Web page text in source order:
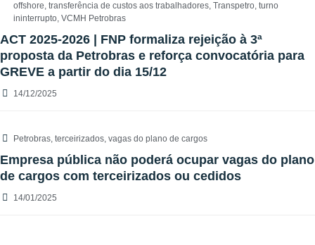
offshore, transferência de custos aos trabalhadores, Transpetro, turno
ininterrupto, VCMH Petrobras
ACT 2025-2026 | FNP formaliza rejeição à 3ª
proposta da Petrobras e reforça convocatória para
GREVE a partir do dia 15/12
14/12/2025
Petrobras, terceirizados, vagas do plano de cargos
Empresa pública não poderá ocupar vagas do plano
de cargos com terceirizados ou cedidos
14/01/2025